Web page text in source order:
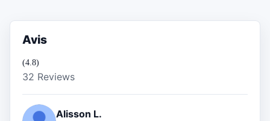
Avis
(4.8)
32 Reviews
Alisson L.